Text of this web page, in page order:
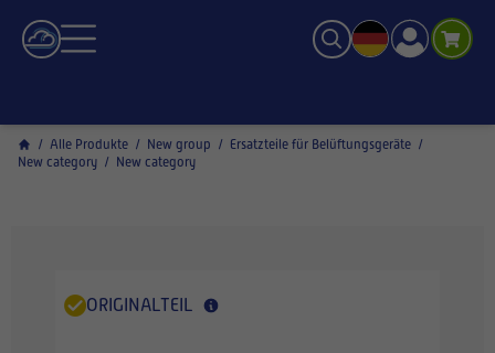
/ Alle Produkte / New group / Ersatzteile für Belüftungsgeräte /
New category / New category
ORIGINALTEIL